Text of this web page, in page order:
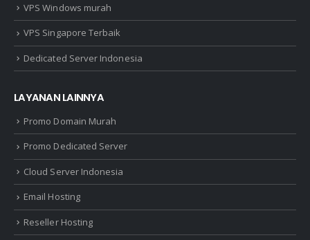
VPS Windows murah
VPS Singapore Terbaik
Dedicated Server Indonesia
LAYANAN LAINNYA
Promo Domain Murah
Promo Dedicated Server
Cloud Server Indonesia
Email Hosting
Reseller Hosting